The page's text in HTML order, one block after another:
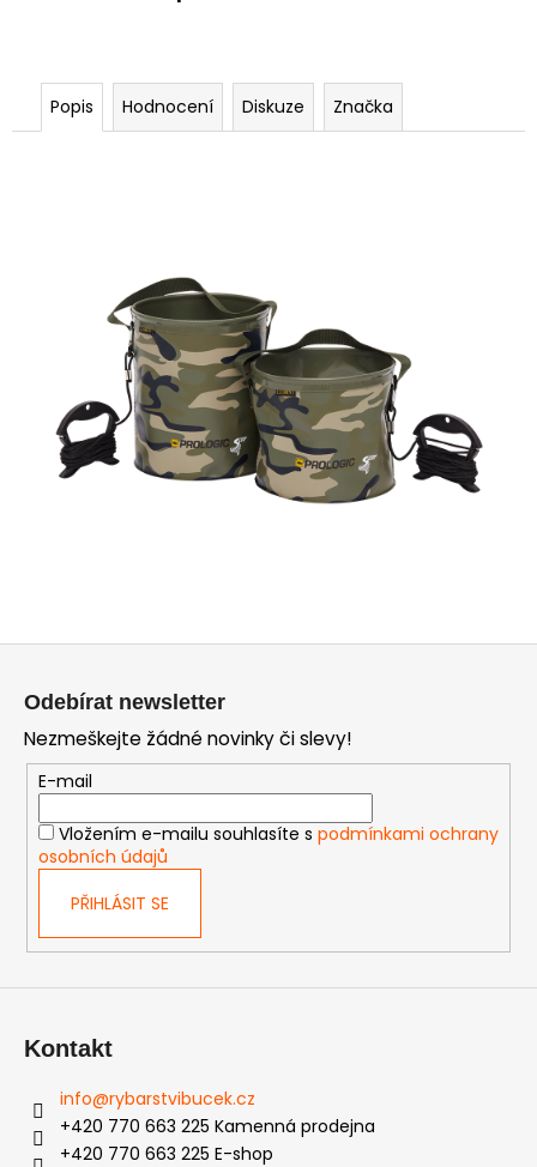
Popis Hodnocení Diskuze Značka
Odebírat newsletter
Nezmeškejte žádné novinky či slevy!
E-mail
Vložením e-mailu souhlasíte s podmínkami ochrany
osobních údajů
PŘIHLÁSIT SE
Kontakt
info@rybarstvibucek.cz
+420 770 663 225 Kamenná prodejna
+420 770 663 225 E-shop